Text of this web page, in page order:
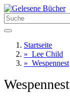
Startseite
» Lee Child
» Wespennest
Wespennest